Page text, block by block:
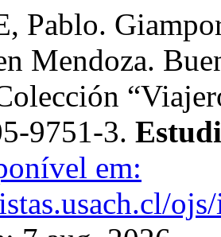
Pablo.
Mendoza.
9751-3.
em: